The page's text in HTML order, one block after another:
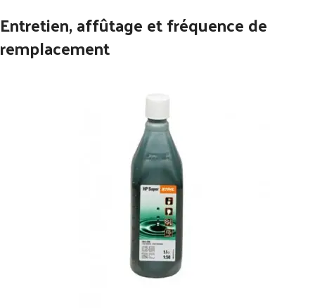
Entretien, affûtage et fréquence de
remplacement